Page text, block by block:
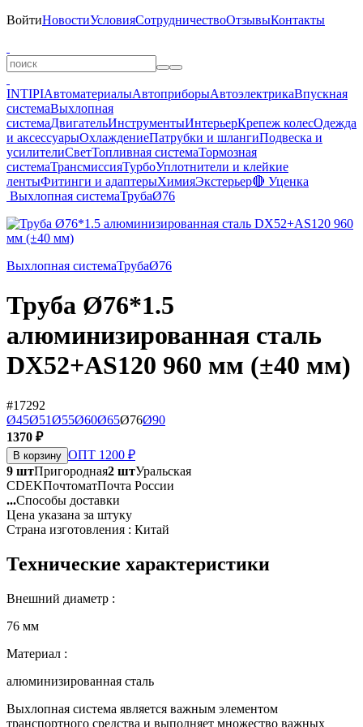
ВойтиНовостиУсловияСотрудничествоОтзывыКонтакты
INTIPIАвтоматериалыАвтоприборыАвтоэлектрикаВпускная
системаВыхлопная
системаДвигательИнструментыИнтерьерКрепеж колесОдежда
и аксессуарыОхлаждениеПатрубки и шлангиПодвеска и
усилителиСветТопливная системаТормозная
системаТрансмиссияТурбоУплотнители и клейкие
лентыФитинги и адаптерыХимияЭкстерьер🔴 Уценка
Выхлопная системаТрубаØ76
Выхлопная системаТрубаØ76
Труба Ø76*1.5
алюминизированная сталь
DX52+AS120 960 мм (±40 мм)
#17292
Ø45Ø51Ø55Ø60Ø65Ø76Ø90
1370 ₽
В корзину ОПТ 1200 ₽
9 штПригородная2 штУральская
CDEKПочтоматПочта России
...Способы доставки
Цена указана за штуку
Страна изготовления : Китай
Технические характеристики
Внешний диаметр :
76 мм
Материал :
алюминизированная сталь
Выхлопная система является важным элементом
транспортного средства и выполняет множество важных